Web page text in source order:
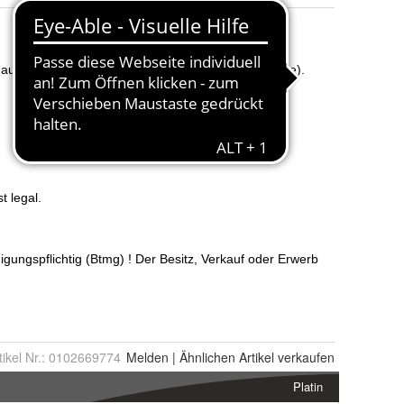
Nr.: 0102669774 Melden | Ähnlichen Artikel verkaufen
Platin